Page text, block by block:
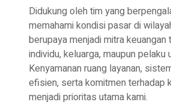
Didukung oleh tim yang
memahami kondisi pasar di
berupaya menjadi mitra keuangan
individu, keluarga, maupun pelaku
Kenyamanan ruang layanan,
efisien, serta komitmen terhadap
menjadi prioritas utama kami.